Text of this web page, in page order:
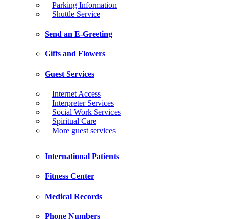
Parking Information
Shuttle Service
Send an E-Greeting
Gifts and Flowers
Guest Services
Internet Access
Interpreter Services
Social Work Services
Spiritual Care
More guest services
International Patients
Fitness Center
Medical Records
Phone Numbers